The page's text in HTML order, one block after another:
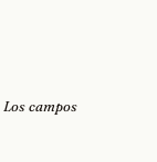
Los campos